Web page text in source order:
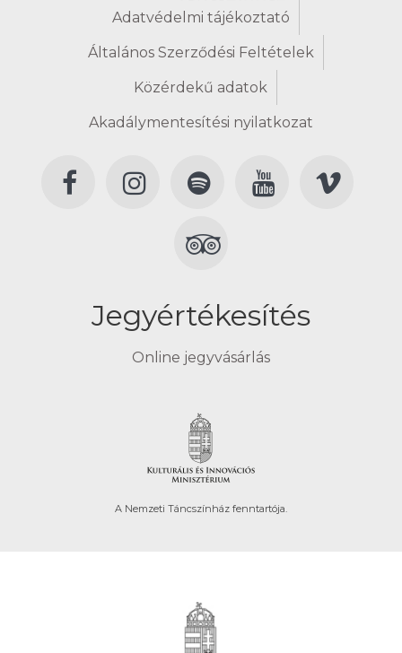
Adatvédelmi tájékoztató
Általános Szerződési Feltételek
Közérdekű adatok
Akadálymentesítési nyilatkozat
Jegyértékesítés
Online jegyvásárlás
A Nemzeti Táncszínház fenntartója.